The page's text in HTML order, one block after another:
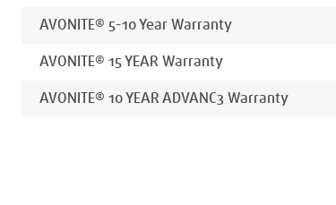
AVONITE® 5-10 Year Warranty
AVONITE® 15 YEAR Warranty
AVONITE® 10 YEAR ADVANC3 Warranty